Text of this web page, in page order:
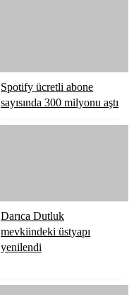
Spotify ücretli abone
sayısında 300 milyonu aştı
Darıca Dutluk
mevkiindeki üstyapı
yenilendi